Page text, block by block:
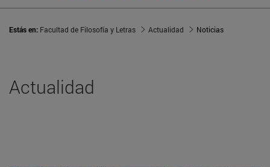
Estás en: Facultad de Filosofía y Letras Actualidad Noticias
Actualidad